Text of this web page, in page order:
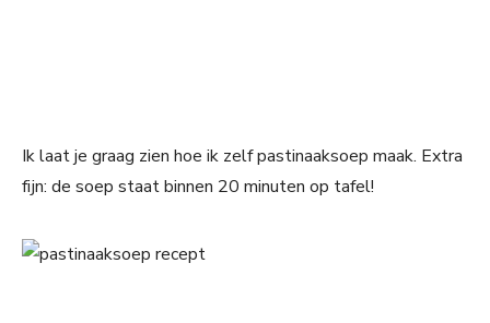
Ik laat je graag zien hoe ik zelf pastinaaksoep maak. Extra
fijn: de soep staat binnen 20 minuten op tafel!